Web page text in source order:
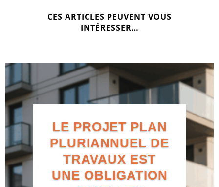
CES ARTICLES PEUVENT VOUS
INTÉRESSER…
LE PROJET PLAN
PLURIANNUEL DE
TRAVAUX EST
UNE OBLIGATION